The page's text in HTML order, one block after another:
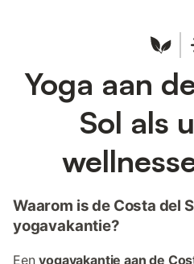
Yoga aan
Sol als
Waarom is de Costa del
yogavakantie?
Eenyogavakantie aan de